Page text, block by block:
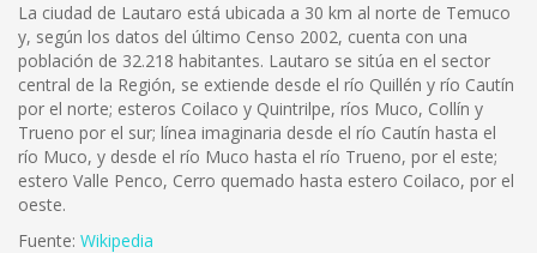
La ciudad de Lautaro está ubicada a 30 km al norte de Temuco
y, según los datos del último Censo 2002, cuenta con una
población de 32.218 habitantes. Lautaro se sitúa en el sector
central de la Región, se extiende desde el río Quillén y río Cautín
por el norte; esteros Coilaco y Quintrilpe, ríos Muco, Collín y
Trueno por el sur; línea imaginaria desde el río Cautín hasta el
río Muco, y desde el río Muco hasta el río Trueno, por el este;
estero Valle Penco, Cerro quemado hasta estero Coilaco, por el
oeste.
Fuente: Wikipedia